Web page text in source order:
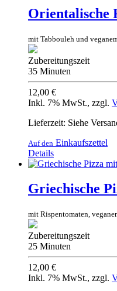
Orientalische
mit Tabbouleh und
Zubereitungszeit
35 Minuten
12,00 €
Inkl. 7% MwSt., zzgl.
Lieferzeit: Siehe
Auf den Einkaufszettel
Details
Griechische
mit Rispentomaten,
Zubereitungszeit
25 Minuten
12,00 €
Inkl. 7% MwSt., zzgl.